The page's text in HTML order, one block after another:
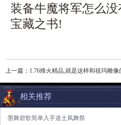
装备牛魔将军怎么
宝藏之书!
上一篇： 1.76烽火精品,就是这样和祖玛雕像
相关推荐
·墨舞碧歌简单入手道士凤舞祭